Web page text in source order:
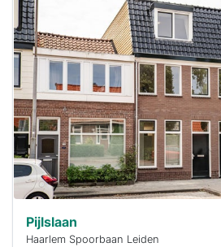
waarschijnlijk
al verhuurd
Om kans te
maken moet je
reageren.
Stekkies helpt
je hierbij!
Pijlslaan
Haarlem Spoorbaan Leiden